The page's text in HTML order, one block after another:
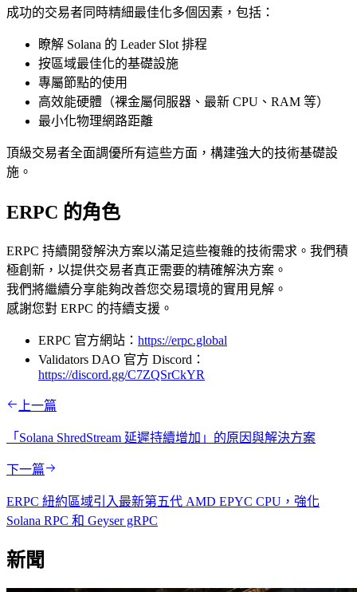
成功的交易者同時精細最佳化多個因素，包括：
瞭解 Solana 的 Leader Slot 排程
按區域最佳化的基礎設施
專屬節點的使用
高效能硬體（裸金屬伺服器、最新 CPU、RAM 等）
最小化物理網路距離
頂級交易者全面調優所有這些方面，構建強大的技術基礎設
施。
ERPC 的角色
ERPC 持續開發解決方案以滿足這些複雜的技術需求。我們積
極創新，以提供交易者真正需要的精確解決方案。
我們將繼續分享能夠改善您交易環境的實用見解。
感謝您對 ERPC 的持續支援。
ERPC 官方網站： https://erpc.global
Validators DAO 官方 Discord：
https://discord.gg/C7ZQSrCkYR
上一篇
「Solana ShredStream 延遲持續增加」的原因與解決方案
下一篇
ERPC 紐約區域引入最新第五代 AMD EPYC CPU，強化
Solana RPC 和 Geyser gRPC
新聞